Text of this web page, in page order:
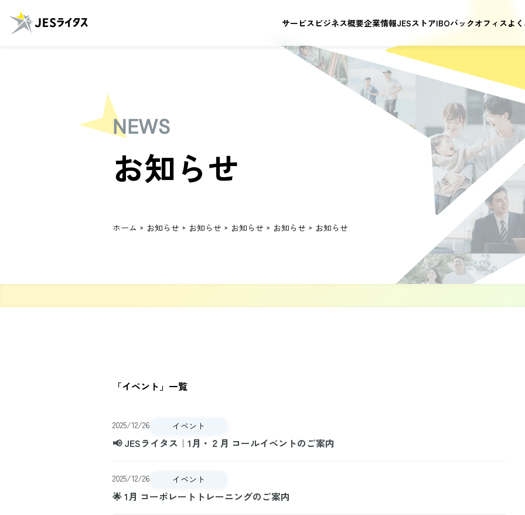
サービス ビジネス概要企業情報JESストアIBOバックオフィスよ
NEWS
お知らせ
ホーム お知らせ お知らせ お知らせ お知らせ お知らせ
「イベント 」一覧
2025/12/26 イベント
📢 JESライタス｜1月・２月 コールイベントのご案内
2025/12/26 イベント
🌟 1月 コーポレートトレーニングのご案内